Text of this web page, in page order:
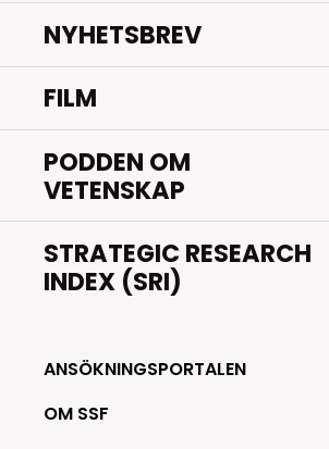
NYHETSBREV
FILM
PODDEN OM
VETENSKAP
STRATEGIC RESEARCH
INDEX (SRI)
ANSÖKNINGSPORTALEN
OM SSF